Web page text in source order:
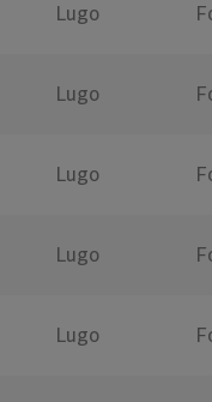
Lugo
Lugo
Lugo
Lugo
Lugo